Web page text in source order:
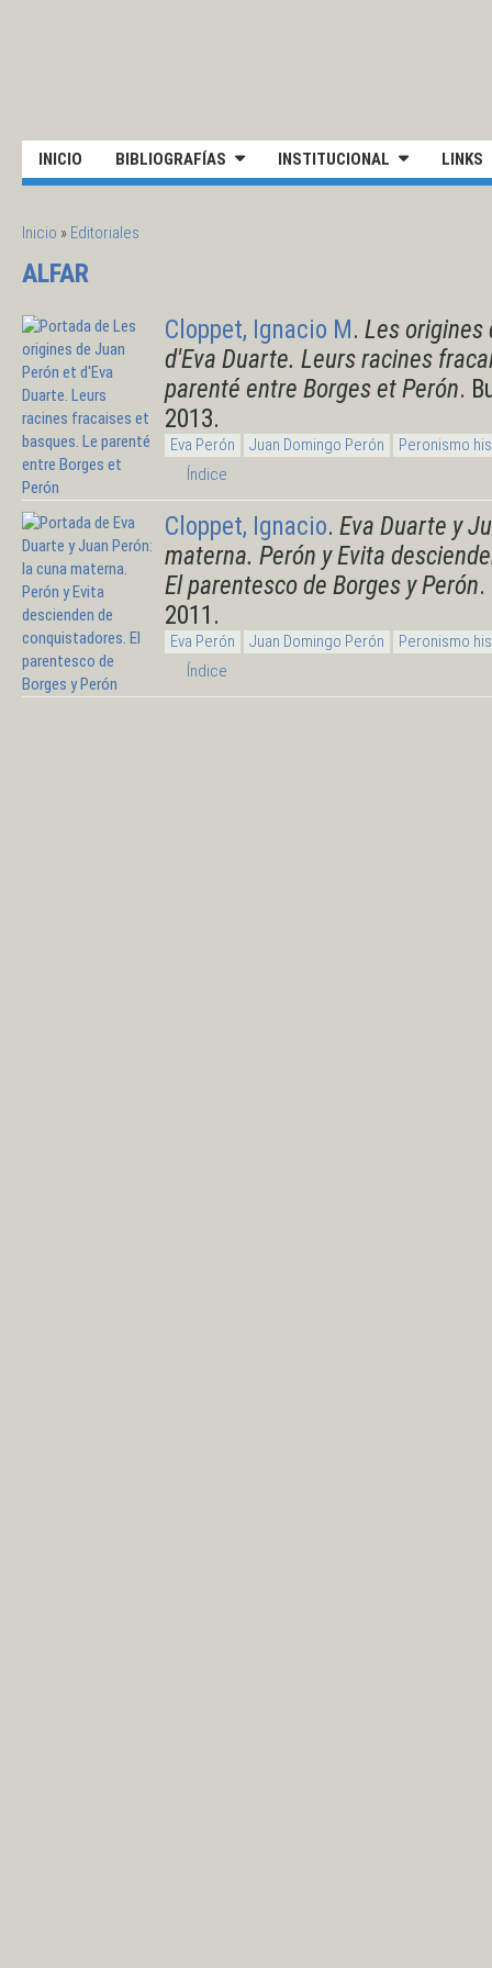
INICIO BIBLIOGRAFÍAS INSTITUCIONAL LINKS
SE ENCUENTRA USTED AQUÍ
Inicio » Editoriales
ALFAR
Cloppet, Ignacio M. Les origines
d'Eva Duarte. Leurs racines
parenté entre Borges et Perón.
2013.
Eva Perón Juan Domingo Perón
Peronismo
Índice
Cloppet, Ignacio. Eva Duarte y
materna. Perón y Evita
El parentesco de Borges y Perón
2011.
Eva Perón Juan Domingo Perón
Peronismo
Índice